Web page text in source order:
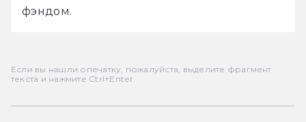
фэндом.
Если вы нашли опечатку, пожалуйста, выделите фрагмент
текста и нажмите Ctrl+Enter.